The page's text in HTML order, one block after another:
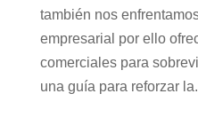
también nos
empresarial por ello
comerciales para
una guía para reforzar